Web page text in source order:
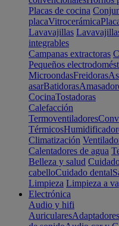
Placas de cocina
placaVitrocerámica
Lavavajillas
integrables
Campanas extractoras
Pequeños
MicroondasFreidoras
asarBatidoras
CocinaTostadoras
Calefacción
Termoventiladores
Térmicos
Climatización
Calentadores de agua
Belleza y salud
cabelloCuidado dental
Limpieza Limpieza a
Electrónica
Audio y hifi
AuricularesAdaptadores